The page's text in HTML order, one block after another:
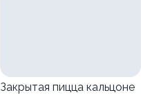
Закрытая пицца кальцоне